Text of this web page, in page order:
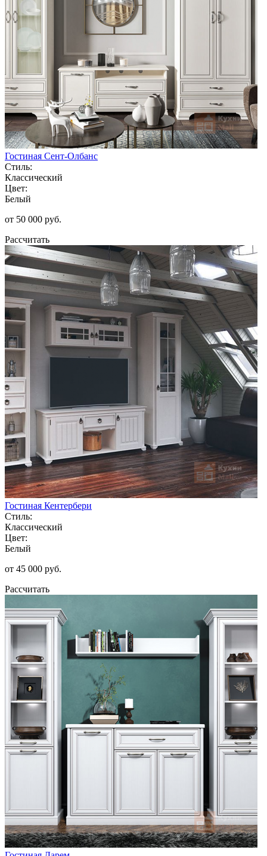
Гостиная Сент-Олбанс
Стиль:
Классический
Цвет:
Белый
от 50 000 руб.
Рассчитать
Гостиная Кентербери
Стиль:
Классический
Цвет:
Белый
от 45 000 руб.
Рассчитать